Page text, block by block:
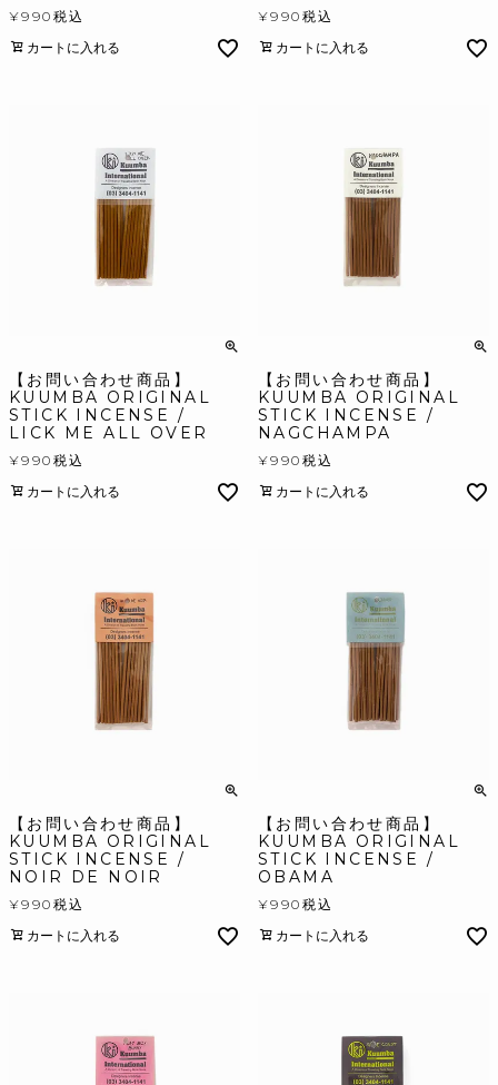
¥990 税込
カートに入れる
¥990 税込
カートに入れる
【お問い合わせ商品】
KUUMBA ORIGINAL
STICK INCENSE /
LICK ME ALL OVER
¥990 税込
カートに入れる
【お問い合わせ商品】
KUUMBA ORIGINAL
STICK INCENSE /
NAGCHAMPA
¥990 税込
カートに入れる
【お問い合わせ商品】
KUUMBA ORIGINAL
STICK INCENSE /
NOIR DE NOIR
¥990 税込
カートに入れる
【お問い合わせ商品】
KUUMBA ORIGINAL
STICK INCENSE /
OBAMA
¥990 税込
カートに入れる